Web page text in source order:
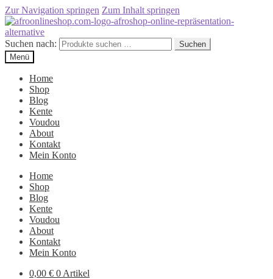
Zur Navigation springen Zum Inhalt springen
Suchen nach:
Suchen
Menü
Home
Shop
Blog
Kente
Voudou
About
Kontakt
Mein Konto
Home
Shop
Blog
Kente
Voudou
About
Kontakt
Mein Konto
0,00 € 0 Artikel